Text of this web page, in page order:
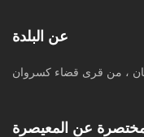
عن البلدة
، من قرى قضاء كسروان
مختصرة عن المعيصرة